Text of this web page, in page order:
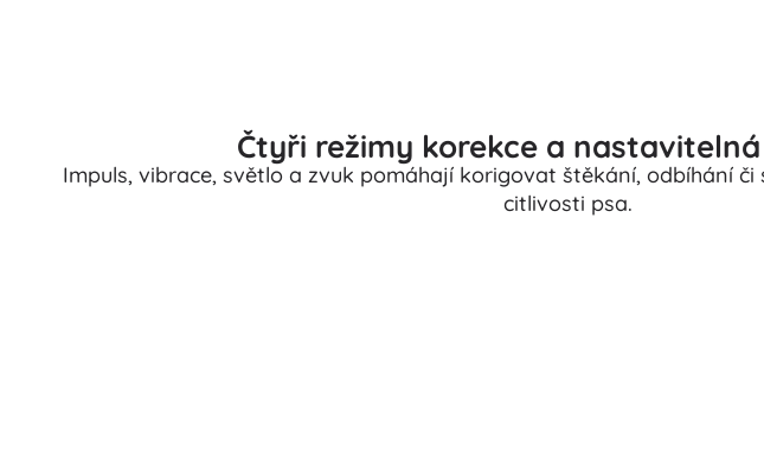
Čtyři režimy korekce a
Impuls, vibrace, světlo a zvuk pomáhají korigovat štěkání, odbíhání
citlivosti psa.